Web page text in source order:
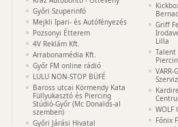
Győri Szuperinfó
Mejkli Ipari- és Autófényezés
Pozsonyi Étterem
4V Reklám Kft.
Arrabonamédia Kft.
Győr FM online rádió
LULU NON-STOP BÜFÉ
Baross utcai Körmendy Kata
Füllyukasztó és Piercing
Stúdió-Győr (Mc Donalds-al
szemben)
Győri Járási Hivatal
Griff
Lilla
Talent
WOLF
Főnix